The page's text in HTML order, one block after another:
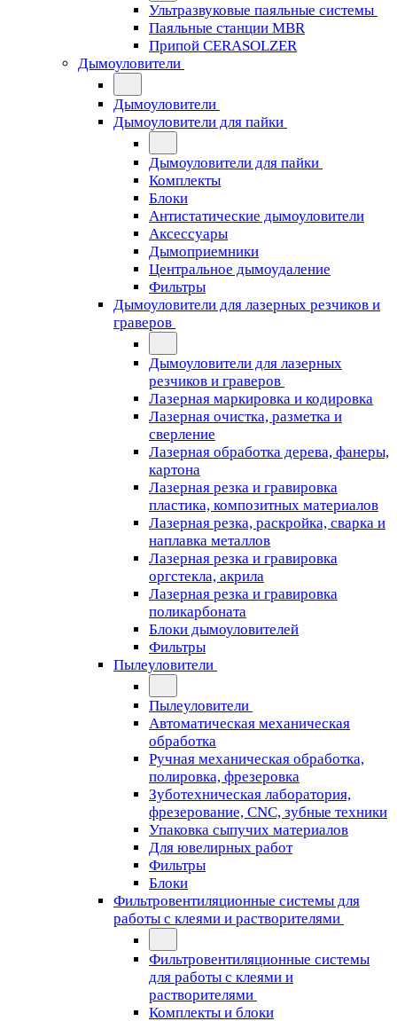
Ультразвуковые паяльные системы
Паяльные станции MBR
Припой CERASOLZER
Дымоуловители
Дымоуловители
Дымоуловители для пайки
Дымоуловители для пайки
Комплекты
Блоки
Антистатические дымоуловители
Аксессуары
Дымоприемники
Центральное дымоудаление
Фильтры
Дымоуловители для лазерных резчиков и
граверов
Дымоуловители для лазерных
резчиков и граверов
Лазерная маркировка и кодировка
Лазерная очистка, разметка и
сверление
Лазерная обработка дерева, фанеры,
картона
Лазерная резка и гравировка
пластика, композитных материалов
Лазерная резка, раскройка, сварка и
наплавка металлов
Лазерная резка и гравировка
оргстекла, акрила
Лазерная резка и гравировка
поликарбоната
Блоки дымоуловителей
Фильтры
Пылеуловители
Пылеуловители
Автоматическая механическая
обработка
Ручная механическая обработка,
полировка, фрезеровка
Зуботехническая лаборатория,
фрезерование, CNC, зубные техники
Упаковка сыпучих материалов
Для ювелирных работ
Фильтры
Блоки
Фильтровентиляционные системы для
работы с клеями и растворителями
Фильтровентиляционные системы
для работы с клеями и
растворителями
Комплекты и блоки